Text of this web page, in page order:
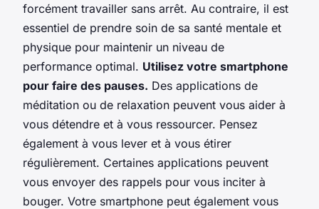
forcément travailler sans arrêt. Au contraire, il est
essentiel de prendre soin de sa santé mentale et
physique pour maintenir un niveau de
performance optimal. Utilisez votre smartphone
pour faire des pauses. Des applications de
méditation ou de relaxation peuvent vous aider à
vous détendre et à vous ressourcer. Pensez
également à vous lever et à vous étirer
régulièrement. Certaines applications peuvent
vous envoyer des rappels pour vous inciter à
bouger. Votre smartphone peut également vous